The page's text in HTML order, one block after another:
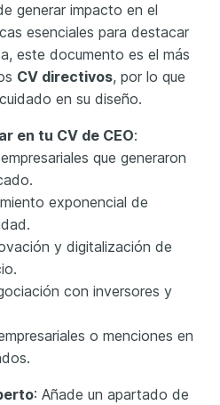
generar impacto en el
esenciales para destacar
este documento es el más
CV directivos, por lo que
en su diseño.
en tu CV de CEO:
que generaron
exponencial de
y digitalización de
con inversores y
o menciones en
: Añade un apartado de